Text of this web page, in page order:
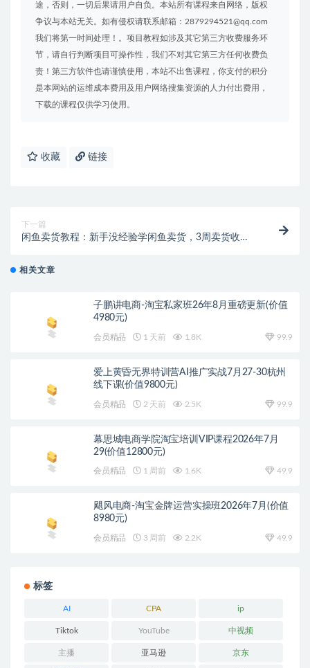
途，否则，一切后果请用户自负。本站所有课程来自网络，版权
争议与本站无关。如有侵权请联系邮箱：2879294521@qq.com
我们将第一时间处理！。项目教程如涉及其它第三方收费服务环
节，请自行判断项目可操作性，我们不对其它第三方任何收费负
责！第三方软件也请谨慎使用，本站不出售课程，你支付的积分
是本网站的运维成本费用及用户网络搜集资源的人力付出费用，
下载的课程仅供学习使用。
收藏 链接
下一篇
闲鱼卖货教程：新手没经验学闲鱼卖货，3周卖货收入2
相关文章
子鹏讲电商-淘宝私家班26年8月重磅更新(价值
4980元)
会员精品 1 天前 1.8K 99.9
爱上黄昏无界特训营AI推广实战7月27-30杭州
线下课(价值9800元)
会员精品 2 天前 2.5K 99.9
幕思城电商学院淘宝培训VIP课程2026年7月
29(价值12800元)
会员精品 1 周前 1.6K 49.9
飓风电商-淘宝金牌运营实操班2026年7月(价值
8980元)
会员精品 3 周前 2.2K 49.9
标签
AI CPA ip
Tiktok YouTube 中视频
主播 亚马逊 京东